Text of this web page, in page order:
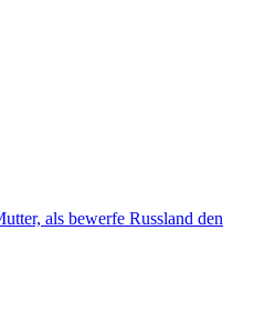
als bewerfe Russland den